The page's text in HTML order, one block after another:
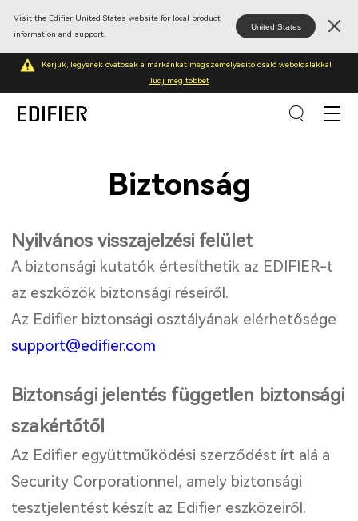
Visit the Edifier United States website for local product
information and support.
United States
Kérjük, legyenek óvatosak a márkánkat megszemélyesítő csaló weboldalakkal
Tudj meg többet
Biztonság
Nyilvános visszajelzési felület
A biztonsági kutatók értesíthetik az EDIFIER-t
az eszközök biztonsági réseiről.
Az Edifier biztonsági osztályának elérhetősége
support@edifier.com
Biztonsági jelentés független biztonsági
szakértőtől
Az Edifier együttműködési szerződést írt alá a
Security Corporationnel, amely biztonsági
tesztjelentést készít az Edifier eszközeiről.